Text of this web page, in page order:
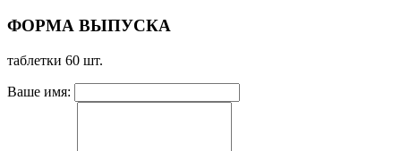
ФОРМА ВЫПУСКА
таблетки 60 шт.
Ваше имя: